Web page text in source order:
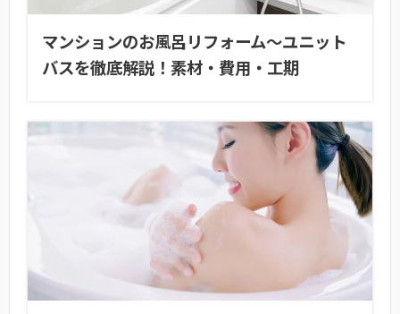
マンションのお風呂リフォーム〜ユニット
バスを徹底解説！素材・費用・工期